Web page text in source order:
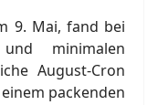
9. Mai, fand bei
und minimalen
August-Cron
packenden